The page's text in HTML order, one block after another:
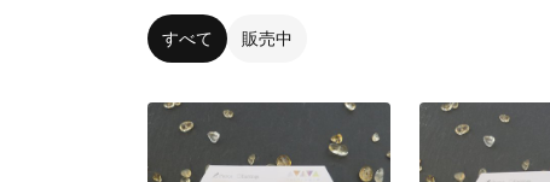
すべて 販売中